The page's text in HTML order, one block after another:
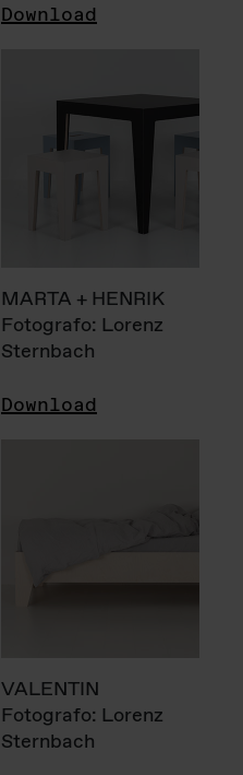
Download
MARTA + HENRIK
Fotografo: Lorenz
Sternbach
Download
VALENTIN
Fotografo: Lorenz
Sternbach